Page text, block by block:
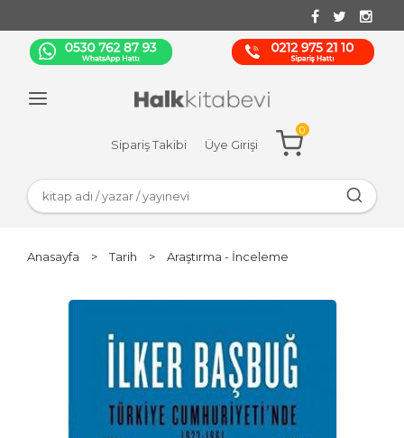
Sipariş Takibi Üye Girişi
0
Anasayfa > Tarih > Araştırma - İnceleme